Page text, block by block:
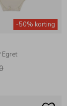
-50% korting
Egret